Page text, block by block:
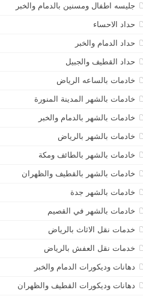
جليسه اطفال ومسنين بالدمام والخبر
حداد الاحساء
حداد الدمام والخبر
حداد القطيف والجبيل
خادمات بالساعه الرياض
خادمات بالشهر المدينة المنورة
خادمات بالشهر بالدمام والخبر
خادمات بالشهر بالرياض
خادمات بالشهر بالطائف ومكة
خادمات بالشهر بالقطيف والظهران
خادمات بالشهر جدة
خادمات بالشهر في القصيم
خدمات نقل الاثاث بالرياض
خدمات نقل العفش بالرياض
دهانات وديكورات الدمام والخبر
دهانات وديكورات القطيف والظهران